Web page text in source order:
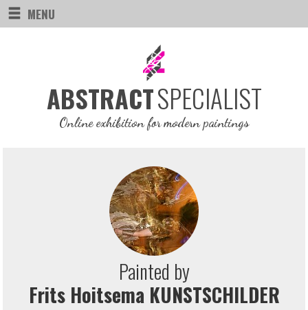
MENU
ABSTRACTSPECIALIST
Online exhibition for modern paintings
Painted by
Frits Hoitsema KUNSTSCHILDER